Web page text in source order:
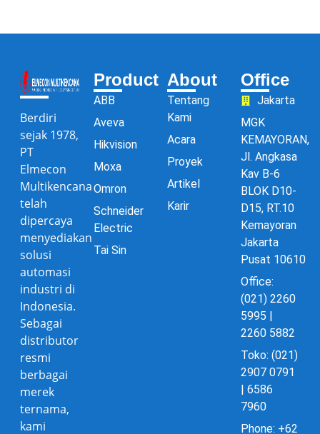
Berdiri
sejak 1978,
PT
Elmecon
Multikencana
telah
dipercaya
menyediakan
solusi
automasi
industri di
Indonesia.
Sebagai
distributor
resmi
berbagai
merek
ternama,
kami
Product
ABB
Aveva
Hikvision
Moxa
Omron
Schneider
Electric
Tai Sin
About
Tentang
Kami
Acara
Proyek
Artikel
Karir
Office
Jakarta
MGK
KEMAYORAN,
Jl. Angkasa
Kav B-6
BLOK D10-
D15, RT.10
Kemayoran
Jakarta
Pusat 10610
Office:
(021) 2260
5995 |
2260 5882
Toko: (021)
2907 0791
| 6586
7960
Phone: +62